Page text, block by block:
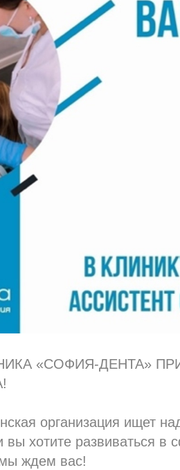
«СОФИЯ-ДЕНТА»
организация ищет
хотите развиваться в
ждем вас!